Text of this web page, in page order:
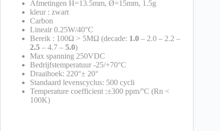
Afmetingen H=13.5mm, Ø=15mm, 1.5g
kleur : zwart
Carbon
Lineair 0.25W/40°C
Bereik : 100Ω > 5MΩ (decade: 1.0 – 2.0 – 2.2 –
2.5 – 4.7 – 5.0)
Max spanning 250VDC
Bedrijfstemperatuur -25/+70°C
Draaihoek: 220°± 20°
Standaard levenscyclus: 500 cycli
Temperature coefficient :±300 ppm/°C (Rn <
100K)